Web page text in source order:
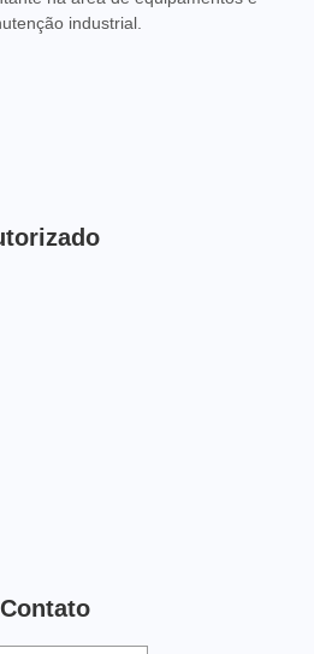
industrial.
Contato